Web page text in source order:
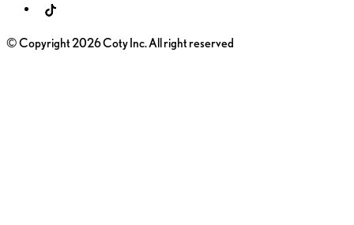
© Copyright 2026 Coty Inc. All right reserved